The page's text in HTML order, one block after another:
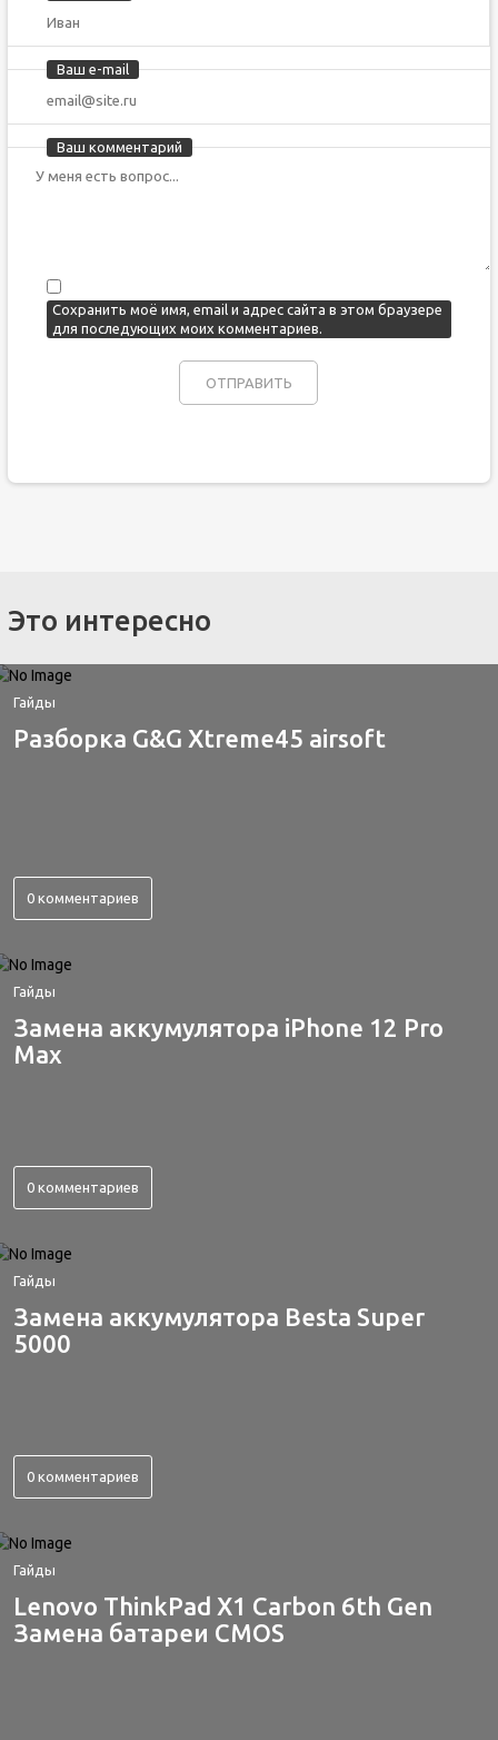
Ваш e-mail
Ваш комментарий
Сохранить моё имя, email и адрес сайта в этом браузере
для последующих моих комментариев.
Это интересно
Гайды
Разборка G&G Xtreme45 airsoft
0 комментариев
Гайды
Замена аккумулятора iPhone 12 Pro
Max
0 комментариев
Гайды
Замена аккумулятора Besta Super
5000
0 комментариев
Гайды
Lenovo ThinkPad X1 Carbon 6th Gen
Замена батареи CMOS